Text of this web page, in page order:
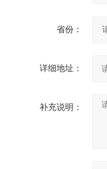
省份：
详细地址：
补充说明：